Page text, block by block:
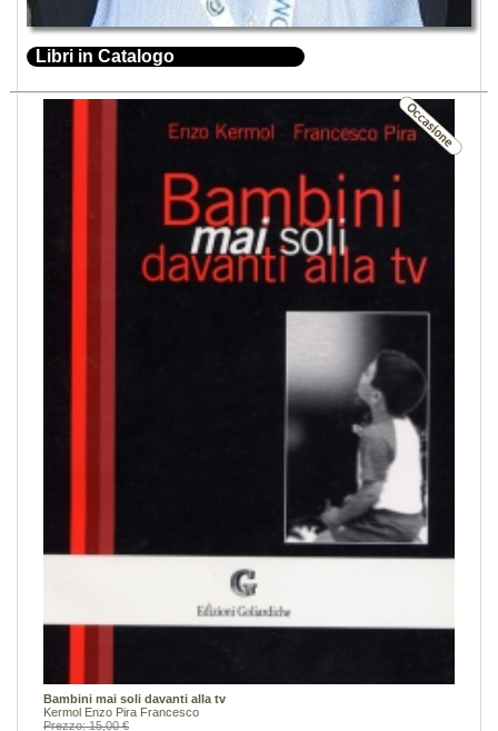
Libri in Catalogo
Bambini mai soli davanti alla tv
Kermol Enzo Pira Francesco
Prezzo: 15,00 €